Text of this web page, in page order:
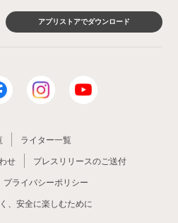
アプリストアでダウンロード
ライター一覧
せ
プレスリリースのご送付
プライバシーポリシー
、安全に楽しむために